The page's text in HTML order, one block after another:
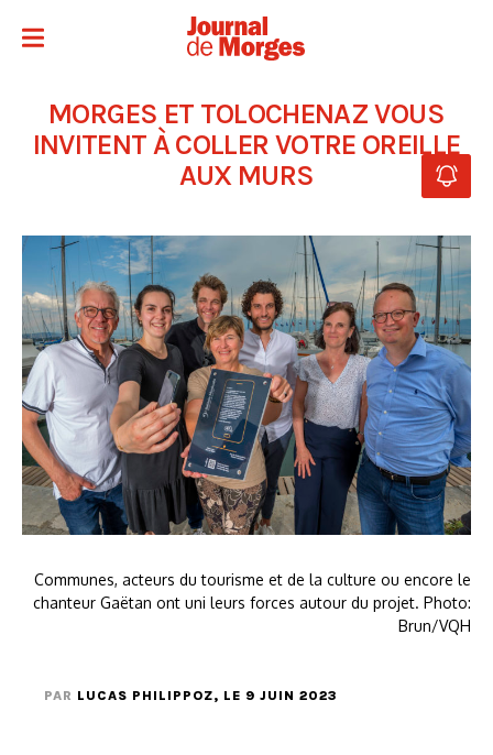
MORGES ET TOLOCHENAZ VOUS
INVITENT À COLLER VOTRE OREILLE
AUX MURS
Communes, acteurs du tourisme et de la culture ou encore le
chanteur Gaëtan ont uni leurs forces autour du projet. Photo:
Brun/VQH
PAR LUCAS PHILIPPOZ, LE 9 JUIN 2023